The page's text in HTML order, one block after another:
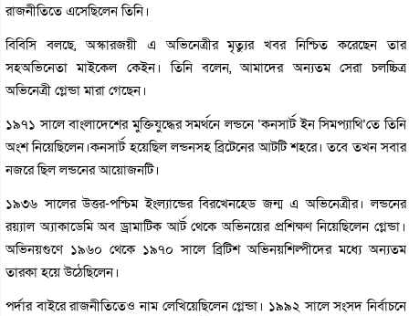
রাজনীতিতে এসেছিলেন তিনি।
বিবিসি বলছে, অস্কারজয়ী এ অভিনেত্রীর মৃত্যুর খবর নিশ্চিত করেছেন তার
সহঅভিনেতা মাইকেল কেইন। তিনি বলেন, আমাদের অন্যতম সেরা চলচ্চিত্র
অভিনেত্রী গ্লেন্ডা মারা গেছেন।
১৯৭১ সালে বাংলাদেশের মুক্তিযুদ্ধের সমর্থনে লন্ডনে ‘কনসার্ট ইন সিমপ্যাথি’তে তিনি
অংশ নিয়েছিলেন।কনসার্ট হয়েছিল লন্ডনসহ ব্রিটেনের আটটি শহরে। তবে তখন সবার
নজরে ছিল লন্ডনের আয়োজনটি।
১৯৩৬ সালের উত্তর-পশ্চিম ইংল্যান্ডের বিরখেনহেড জন্ম এ অভিনেত্রীর। লন্ডনের
রয়্যাল অ্যাকাডেমি অব ড্রামাটিক আর্ট থেকে অভিনয়ের প্রশিক্ষণ নিয়েছিলেন গ্লেন্ডা।
অভিনয়গুণে ১৯৬০ থেকে ১৯৭০ সালে ব্রিটিশ অভিনয়শিল্পীদের মধ্যে অন্যতম
তারকা হয়ে উঠেছিলেন।
পর্দার বাইরে রাজনীতিতেও নাম লেখিয়েছিলেন গ্লেন্ডা। ১৯৯২ সালে সংসদ নির্বাচনে